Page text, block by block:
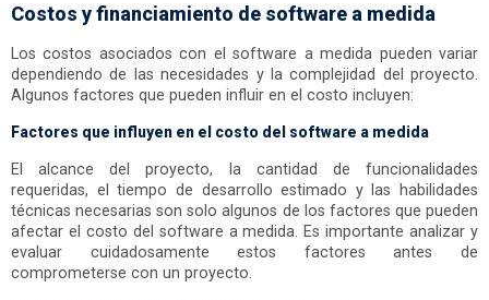
Costos y financiamiento de software a medida
Los costos asociados con el software a medida pueden variar
dependiendo de las necesidades y la complejidad del proyecto.
Algunos factores que pueden influir en el costo incluyen:
Factores que influyen en el costo del software a medida
El alcance del proyecto, la cantidad de funcionalidades
requeridas, el tiempo de desarrollo estimado y las habilidades
técnicas necesarias son solo algunos de los factores que pueden
afectar el costo del software a medida. Es importante analizar y
evaluar cuidadosamente estos factores antes de
comprometerse con un proyecto.